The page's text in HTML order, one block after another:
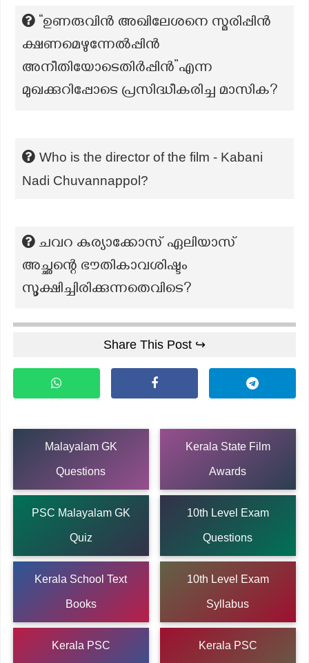
“ഉണരുവിൻ അഖിലേശനെ സ്മരിപ്പിൻ
ക്ഷണമെഴുന്നേൽപ്പിൻ
അനീതിയോടെതിർപ്പിൻ”എന്ന
മുഖക്കുറിപ്പോടെ പ്രസിദ്ധീകരിച്ച മാസിക?
Who is the director of the film - Kabani
Nadi Chuvannappol?
ചവറ കുര്യാക്കോസ് ഏലിയാസ്
അച്ഛന്റെ ഭൗതികാവശിഷ്ടം
സൂക്ഷിച്ചിരിക്കുന്നതെവിടെ?
Share This Post ↪
Malayalam GK
Questions
Kerala State Film
Awards
PSC Malayalam GK
Quiz
10th Level Exam
Questions
Kerala School Text
Books
10th Level Exam
Syllabus
Kerala PSC Kerala PSC